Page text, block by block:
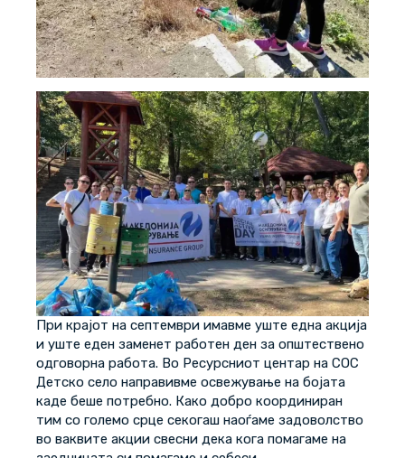
При крајот на септември имавме уште една акција
и уште еден заменет работен ден за општествено
одговорна работа. Во Ресурсниот центар на СОС
Детско село направивме освежување на бојата
каде беше потребно. Како добро координиран
тим со големо срце секогаш наоѓаме задоволство
во ваквите акции свесни дека кога помагаме на